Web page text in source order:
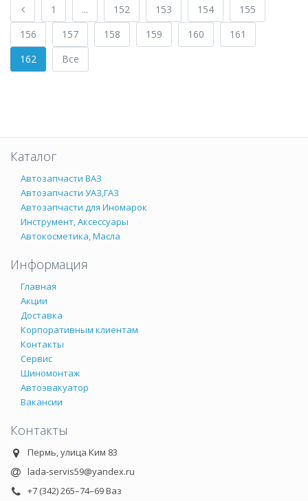
1 ... 152 153 154
155
156
157 158 159 160
161
162
Все
Каталог
Автозапчасти ВАЗ
Автозапчасти УАЗ,ГАЗ
Автозапчасти для Иномарок
Инструмент, Аксессуары
Автокосметика, Масла
Информация
Главная
Акции
Доставка
Корпоративным клиентам
Контакты
Сервис
Шиномонтаж
Автоэвакуатор
Вакансии
Контакты
Пермь, улица Ким 83
lada-servis59@yandex.ru
+7 (342) 265–74–69 Ваз